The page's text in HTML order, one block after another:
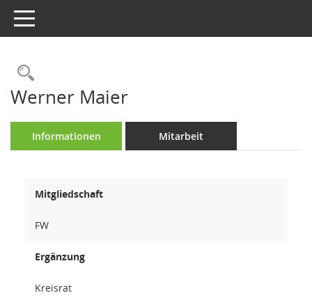
Toggle navigation
Rechercheauswahl
Werner Maier
Informationen Mitarbeit
Mitgliedschaft
FW
Ergänzung
Kreisrat